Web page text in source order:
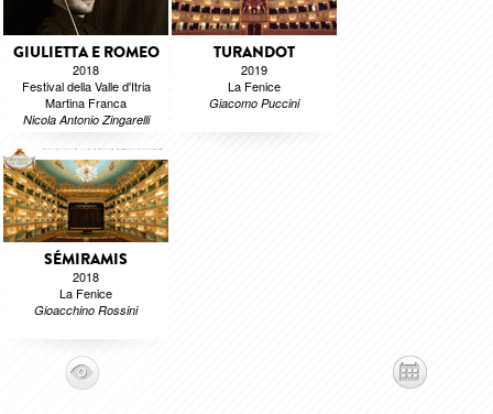
GIULIETTA E ROMEO
2018
Festival della Valle d'Itria
Martina Franca
Nicola Antonio Zingarelli
TURANDOT
2019
La Fenice
Giacomo Puccini
SÉMIRAMIS
2018
La Fenice
Gioacchino Rossini